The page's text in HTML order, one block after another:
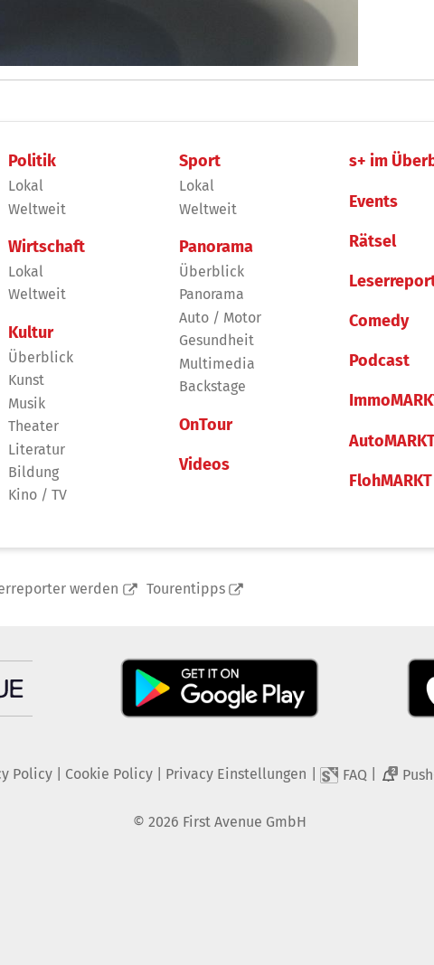
Politik
Lokal
Weltweit
Wirtschaft
Lokal
Weltweit
Kultur
Überblick
Kunst
Musik
Theater
Literatur
Bildung
Kino / TV
Sport
Lokal
Weltweit
Panorama
Überblick
Panorama
Auto / Motor
Gesundheit
Multimedia
Backstage
OnTour
Videos
s+ im
Events
Rätsel
Comedy
Podcast
FlohMARKT
werden Tourentipps
Policy| Cookie Policy| Privacy Einstellungen FAQ 2
© 2026 First Avenue GmbH